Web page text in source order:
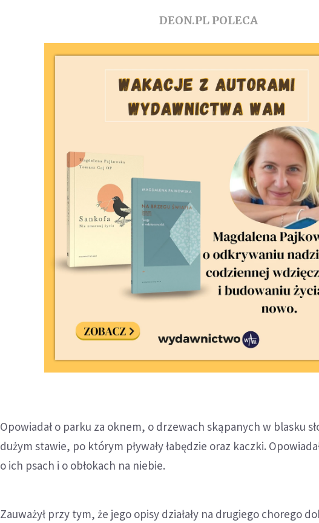
DEON.PL POLECA
Opowiadał o parku za oknem, o drzewach skąpanych w blasku
dużym stawie, po którym pływały łabędzie oraz kaczki.
o ich psach i o obłokach na niebie.
Zauważył przy tym, że jego opisy działały na drugiego chorego